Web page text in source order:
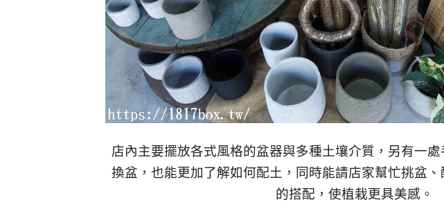
店內主要擺放各式風格的盆器與多種土壤介質，另有一
換盆，也能更加了解如何配土，同時能請店家幫忙挑盆
的搭配，使植栽更具美感。